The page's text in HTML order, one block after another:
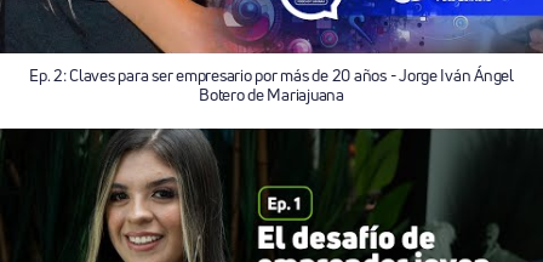
Ep. 2: Claves para ser empresario por más de 20 años - Jorge Iván Ángel
Botero de Mariajuana